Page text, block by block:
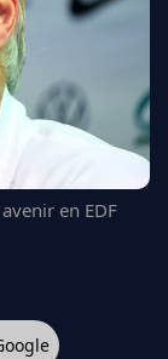
en EDF